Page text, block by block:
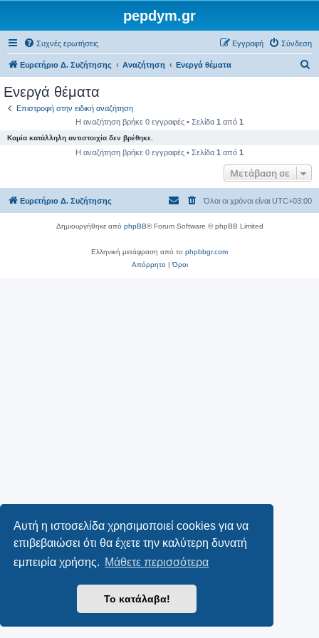
Αυτή η ιστοσελίδα χρησιμοποιεί cookies για να
επιβεβαιώσει ότι θα έχετε την καλύτερη δυνατή
εμπειρία χρήσης. Μάθετε περισσότερα
Το κατάλαβα!
pepdym.gr
Συχνές ερωτήσεις Σύνδεση
Εγγραφή
Ευρετήριο Δ. Συζήτησης Αναζήτηση Ενεργά θέματα
η
η
Ενεργά θέματα
Επιστροφή στην ειδική αναζήτηση
Η αναζήτηση βρήκε 0 εγγραφές • Σελίδα 1 από 1
Καμία κατάλληλη αντιστοιχία δεν βρέθηκε.
Η αναζήτηση βρήκε 0 εγγραφές • Σελίδα 1 από 1
Μετάβαση σε
Ευρετήριο Δ. Συζήτησης Όλοι οι χρόνοι είναι UTC+03:00
Δημιουργήθηκε από phpBB® Forum Software © phpBB Limited
Ελληνική μετάφραση από το phpbbgr.com
Απόρρητο|Όροι